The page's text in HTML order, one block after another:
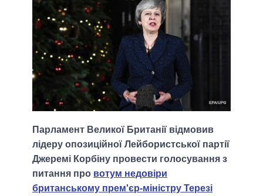
Парламент Великої Британії відмовив
лідеру опозиційної Лейбористської партії
Джеремі Корбіну провести голосування з
питання про вотум недовіри
британському прем'єр-міністру Терезі